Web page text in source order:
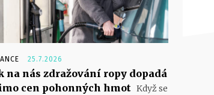
25.7.2026
na nás zdražování ropy dopadá
cen pohonných hmot Když se